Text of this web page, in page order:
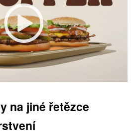
na jiné řetězce